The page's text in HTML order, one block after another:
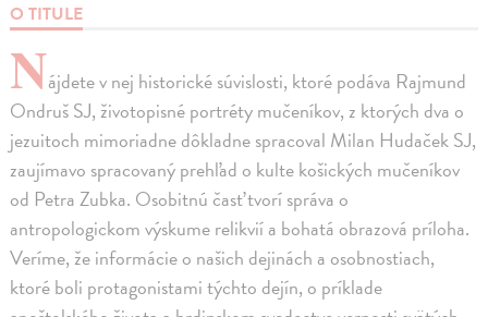
O TITULE
Nájdete v nej historické súvislosti, ktoré podáva Rajmund
Ondruš SJ, životopisné portréty mučeníkov, z ktorých dva o
jezuitoch mimoriadne dôkladne spracoval Milan Hudaček SJ,
zaujímavo spracovaný prehľad o kulte košických mučeníkov
od Petra Zubka. Osobitnú časť tvorí správa o
antropologickom výskume relikvií a bohatá obrazová príloha.
Veríme, že informácie o našich dejinách a osobnostiach,
ktoré boli protagonistami týchto dejín, o príklade